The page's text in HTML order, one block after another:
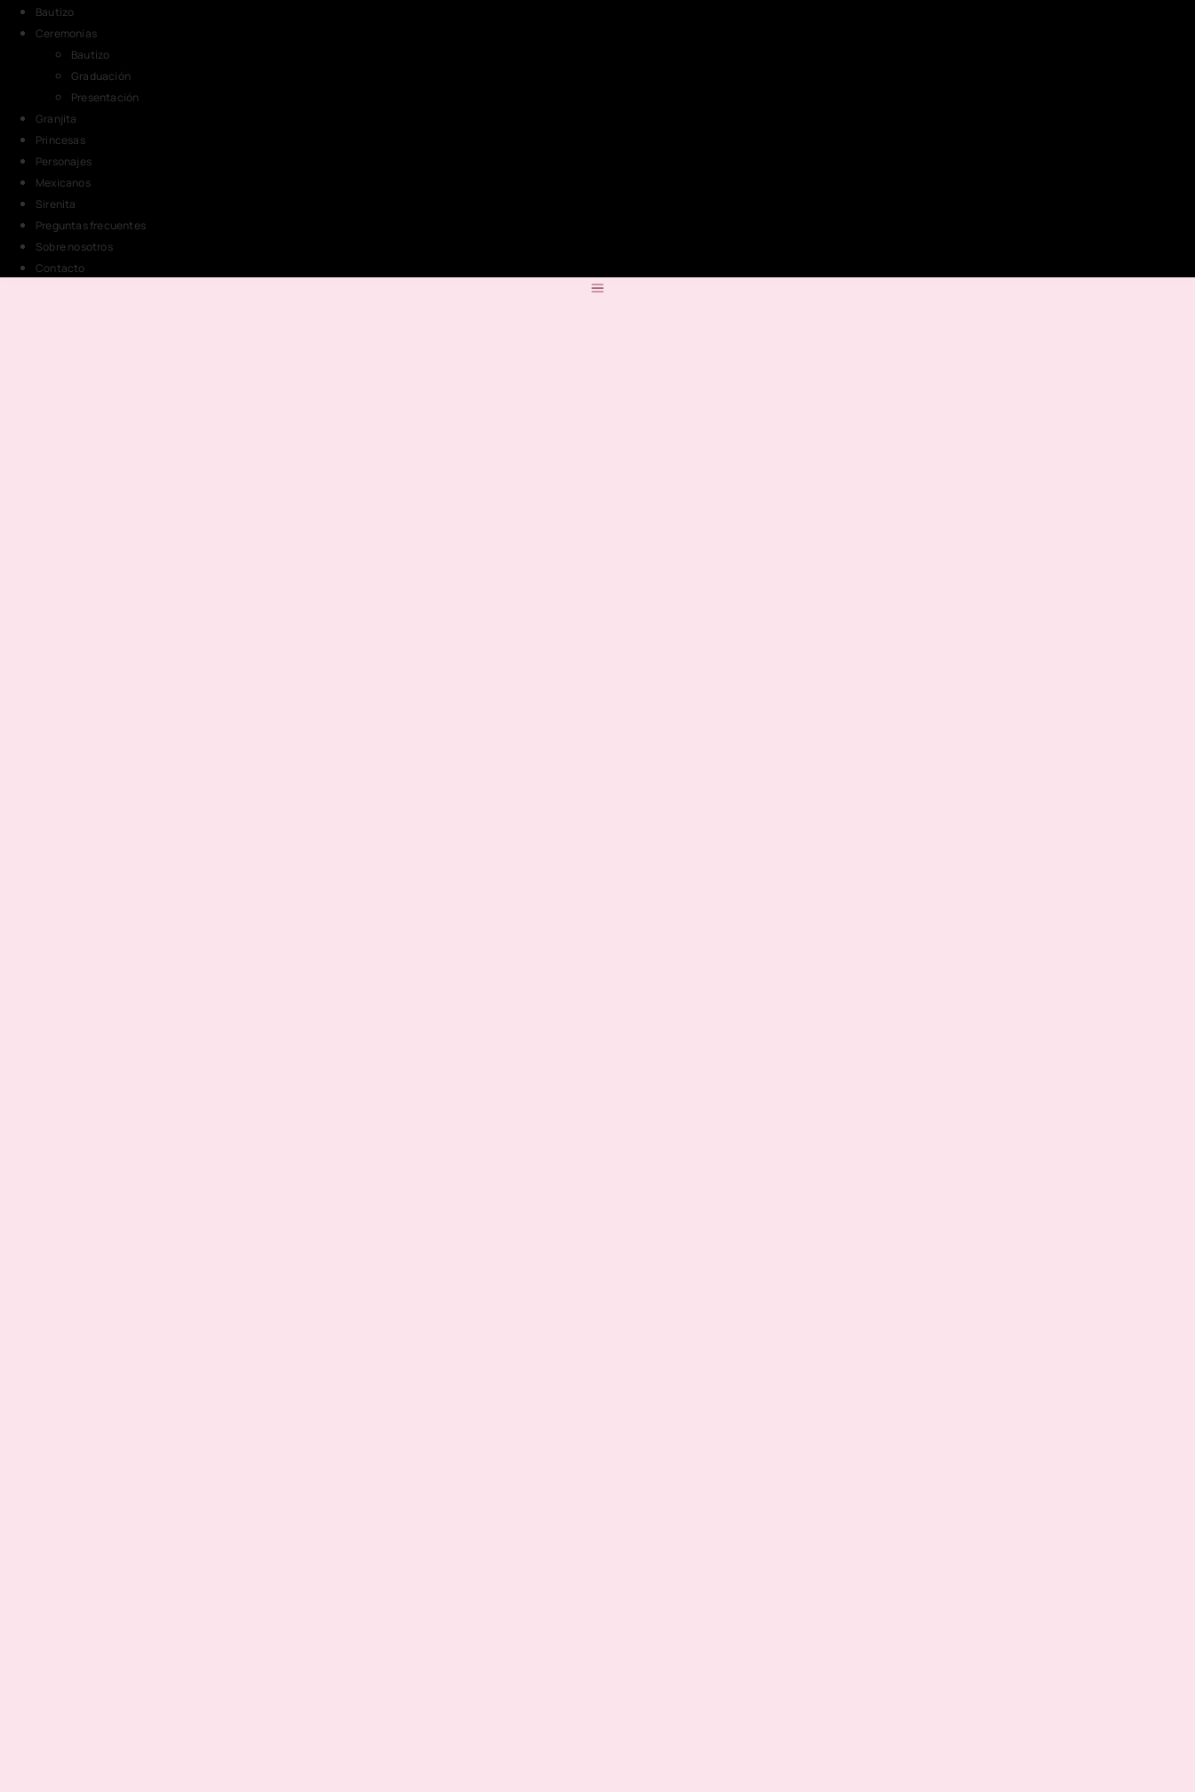
Bautizo
Ceremonias
Bautizo
Graduación
Presentación
Granjita
Princesas
Personajes
Mexicanos
Sirenita
Preguntas frecuentes
Sobre nosotros
Contacto